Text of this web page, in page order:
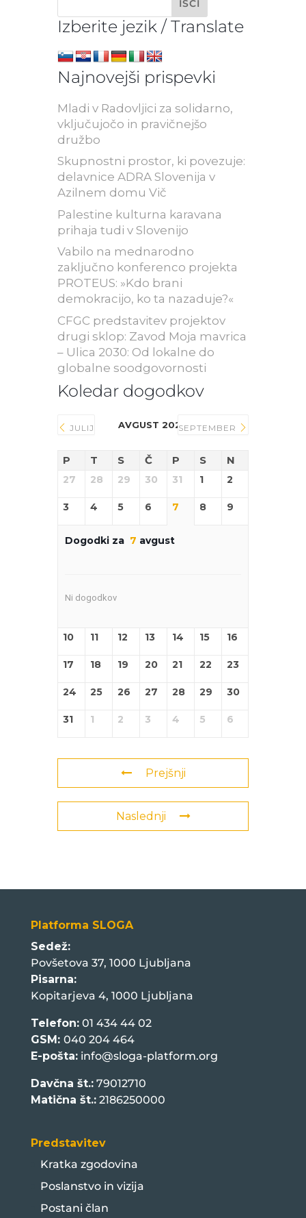
Izberite jezik / Translate
Najnovejši prispevki
Mladi v Radovljici za solidarno,
vključujočo in pravičnejšo
družbo
Skupnostni prostor, ki povezuje:
delavnice ADRA Slovenija v
Azilnem domu Vič
Palestine kulturna karavana
prihaja tudi v Slovenijo
Vabilo na mednarodno
zaključno konferenco projekta
PROTEUS: »Kdo brani
demokracijo, ko ta nazaduje?«
CFGC predstavitev projektov
drugi sklop: Zavod Moja mavrica
– Ulica 2030: Od lokalne do
globalne soodgovornosti
Koledar dogodkov
JULIJ AVGUST 2026SEPTEMBER
P T S Č P S N
27 28 29 30 31 1 2
3 4 5 6 7 8 9
Dogodki za 7 avgust
Ni dogodkov
10 11 12 13 14 15 16
17 18 19 20 21 22 23
24 25 26 27 28 29 30
31 1 2 3 4 5 6
Prejšnji
Naslednji
Platforma SLOGA
Sedež:
Povšetova 37, 1000 Ljubljana
Pisarna:
Kopitarjeva 4, 1000 Ljubljana
Telefon:01 434 44 02
GSM: 040 204 464
E-pošta: info@sloga-platform.org
Davčna št.:79012710
Matična št.:2186250000
Predstavitev
Kratka zgodovina
Poslanstvo in vizija
Postani član